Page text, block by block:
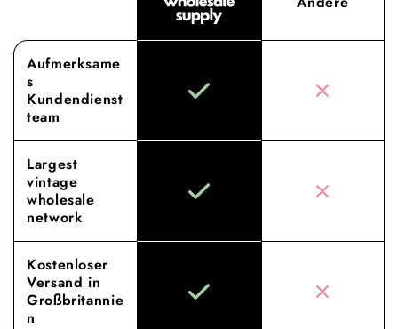
Aufmerksame
s
Kundendienst
team
Largest
vintage
wholesale
network
Kostenloser
Versand in
Großbritannie
n